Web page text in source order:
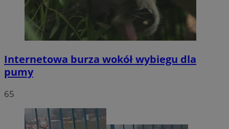
Internetowa burza wokół wybiegu dla
pumy
65